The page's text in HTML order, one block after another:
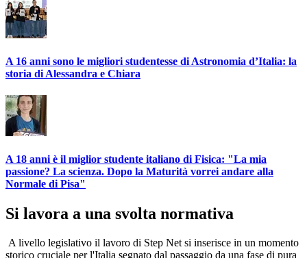
A 16 anni sono le migliori studentesse di Astronomia d’Italia: la
storia di Alessandra e Chiara
A 18 anni è il miglior studente italiano di Fisica: "La mia
passione? La scienza. Dopo la Maturità vorrei andare alla
Normale di Pisa"
Si lavora a una svolta normativa
A livello legislativo il lavoro di Step Net si inserisce in un momento
storico cruciale per l'Italia segnato dal passaggio da una fase di pura